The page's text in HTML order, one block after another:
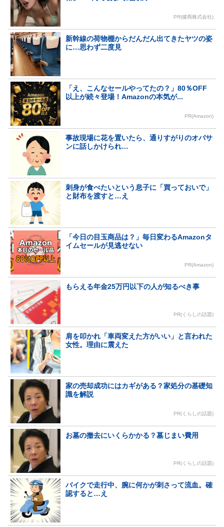
PR(健商株式会社)
新幹線の荷物棚からだんだん出てきたヤツの姿
に…思わず二度見
「え、こんなセールやってたの？」80％OFF
以上が続々登場！Amazonの本気が...
PR(Amazon)
事故現場に花を置いたら、通りすがりのオバサ
ンに話しかけられ…
刺身が食べたいという息子に「買っておいで」
と財布を渡すと…え
「今日の目玉商品は？」毎日変わるAmazonタ
イムセールが見逃せない
PR(Amazon)
もらえる年金25万円以下の人が知るべき事
PR(くらしの話題)
肩を叩かれ「車両変えた方がいい」と言われた
女性。理由に震えた
家の売却成功にはカギがある？家処分の基礎知
識を解説
PR(くらしの話題)
お墓の撤去にいくらかかる？墓じまい費用
PR(くらしの話題)
バイクで走行中、腕に何かが刺さって流血。確
認すると…え